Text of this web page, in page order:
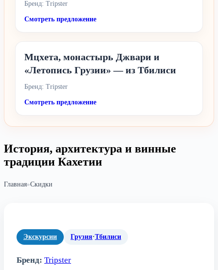
Бренд: Tripster
Смотреть предложение
Мцхета, монастырь Джвари и
«Летопись Грузии» — из Тбилиси
Бренд: Tripster
Смотреть предложение
История, архитектура и винные
традиции Кахетии
Главная»Скидки
Экскурсии Грузия·Тбилиси
Бренд: Tripster